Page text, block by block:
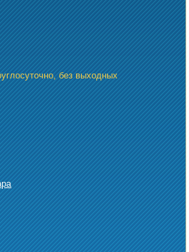
без выходных